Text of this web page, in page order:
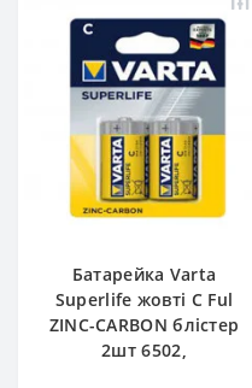
Батарейка Varta
Superlife жовті С Ful
ZINC-CARBON блістер
2шт 6502,